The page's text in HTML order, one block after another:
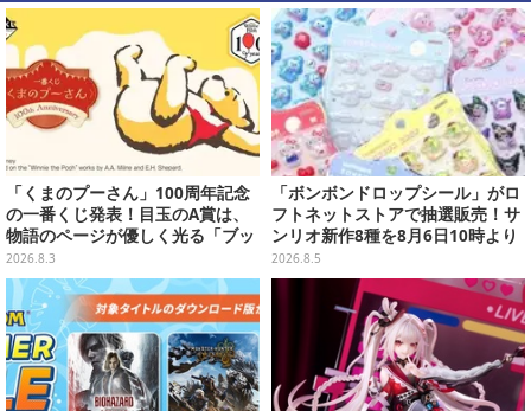
「くまのプーさん」100周年記念
の一番くじ発表！目玉のA賞は、
物語のページが優しく光る「ブッ
クシェイプドライト」
2026.8.3
「ボンボンドロップシール」がロ
フトネットストアで抽選販売！サ
ンリオ新作8種を8月6日10時より
受付開始
2026.8.5